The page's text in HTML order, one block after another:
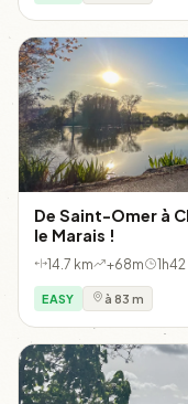
De Saint-Omer à
le Marais !
14.7 km +68m 1h42
EASY à 83 m